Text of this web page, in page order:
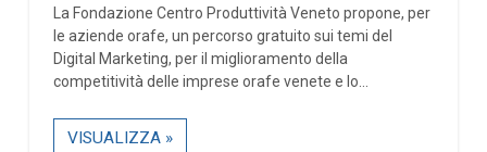
La Fondazione Centro Produttività Veneto propone, per
le aziende orafe, un percorso gratuito sui temi del
Digital Marketing, per il miglioramento della
competitività delle imprese orafe venete e lo...
VISUALIZZA »